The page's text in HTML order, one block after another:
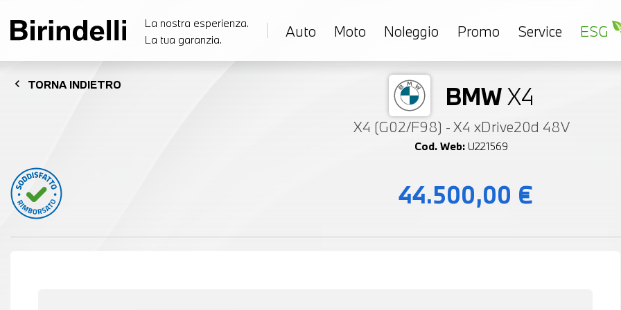
La nostra esperienza.
La tua garanzia.
Auto Moto Noleggio Promo Service ESG
chevron_left TORNA INDIETRO BMWX4
X4 (G02/F98) - X4 xDrive20d 48V
Cod. Web: U221569
44.500,00 €